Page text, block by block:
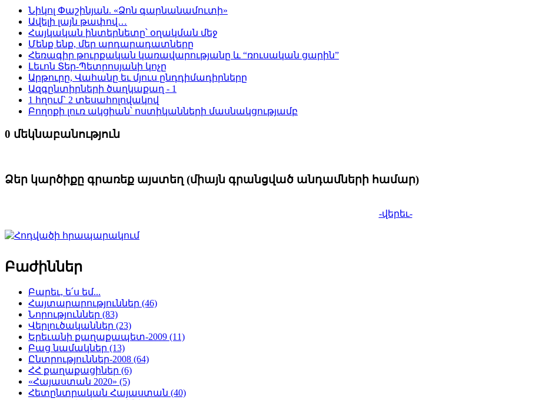
Նիկոլ Փաշինյան. «Ձոն գարնանամուտի»
Ավելի լայն թափով…
Հայկական ինտերնետը՝ օղակման մեջ
Մենք ենք, մեր արդարադատները
Հեռագիր թուրքական կառավարությանը և “ռուսական ցարին”
Լեւոն Տեր-Պետրոսյանի կոչը
Արթուրը, Վահանը եւ մյուս ընդդիմադիրները
Ազգընտիրների ծաղկաքաղ - 1
1 հղում` 2 տեսահոլովակով
Բողոքի լուռ ակցիան՝ ոստիկանների մասնակցությամբ
0 մեկնաբանություն
Ձեր կարծիքը գրառեք այստեղ (միայն գրանցված անդամների համար)
-վերեւ-
Բաժիններ
Բարեւ, ե՛ս եմ...
Հայտարարություններ (46)
Նորություններ (83)
Վերլուծականներ (23)
Երեւանի քաղաքապետ-2009 (11)
Բաց նամակներ (13)
Ընտրություններ-2008 (64)
ՀՀ քաղաքացիներ (6)
«Հայաստան 2020» (5)
Հետընտրական Հայաստան (40)